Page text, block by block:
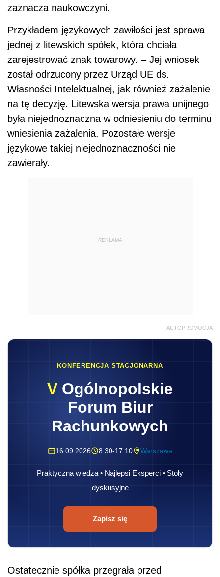
zaznacza naukowczyni.
Przykładem językowych zawiłości jest sprawa
jednej z litewskich spółek, która chciała
zarejestrować znak towarowy. – Jej wniosek
został odrzucony przez Urząd UE ds.
Własności Intelektualnej, jak również zażalenie
na tę decyzję. Litewska wersja prawa unijnego
była niejednoznaczna w odniesieniu do terminu
wniesienia zażalenia. Pozostałe wersje
językowe takiej niejednoznaczności nie
zawierały.
REKLAMA
AUTOPROMOCJA
KONFERENCJA STACJONARNA
V Ogólnopolskie
Forum Biur
Rachunkowych
16.09.2026 8:30-17:10 Warszawa
Praktyczna wiedza • Najlepsi Eksperci • Stoły
dyskusyjne
Zapisz się
Ostatecznie spółka przegrała przed